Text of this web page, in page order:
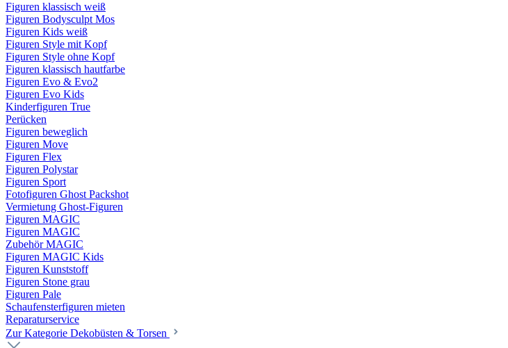
Figuren klassisch weiß
Figuren Bodysculpt Mos
Figuren Kids weiß
Figuren Style mit Kopf
Figuren Style ohne Kopf
Figuren klassisch hautfarbe
Figuren Evo & Evo2
Figuren Evo Kids
Kinderfiguren True
Perücken
Figuren beweglich
Figuren Move
Figuren Flex
Figuren Polystar
Figuren Sport
Fotofiguren Ghost Packshot
Vermietung Ghost-Figuren
Figuren MAGIC
Figuren MAGIC
Zubehör MAGIC
Figuren MAGIC Kids
Figuren Kunststoff
Figuren Stone grau
Figuren Pale
Schaufensterfiguren mieten
Reparaturservice
Zur Kategorie Dekobüsten & Torsen